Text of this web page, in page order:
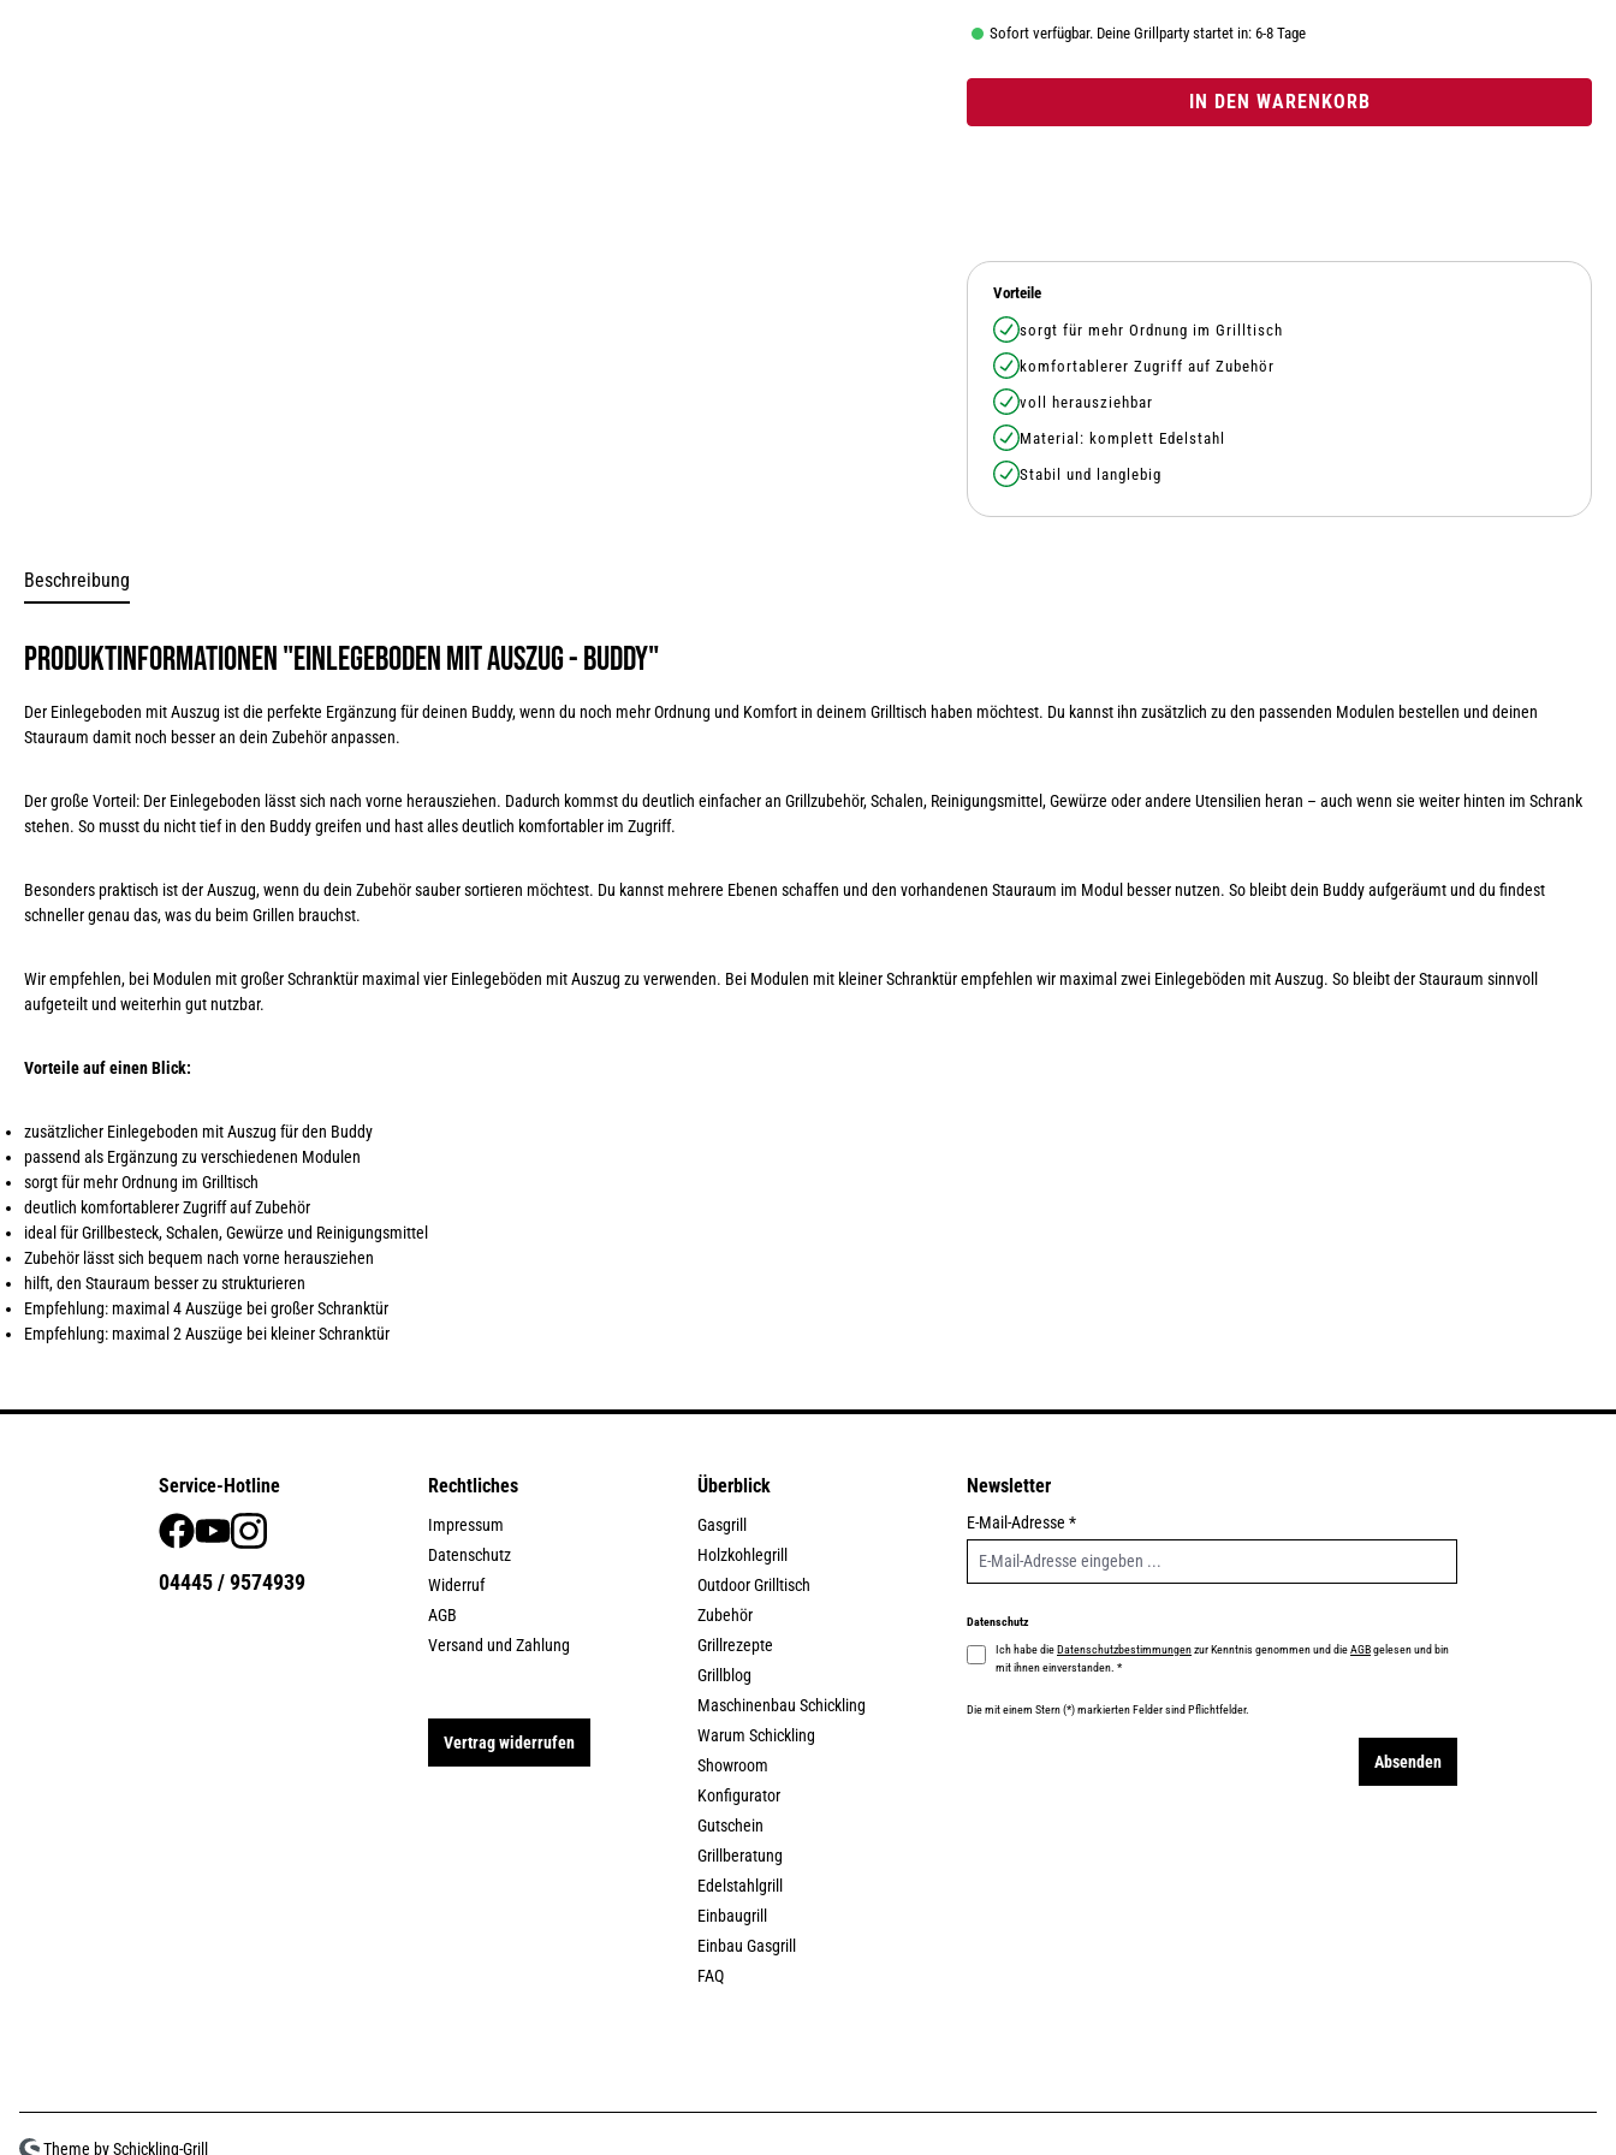
Sofort verfügbar. Deine Grillparty startet in: 6-8 Tage
IN DEN WARENKORB
Vorteile
sorgt für mehr Ordnung im Grilltisch
komfortablerer Zugriff auf Zubehör
voll herausziehbar
Material: komplett Edelstahl
Stabil und langlebig
Beschreibung
Produktinformationen "Einlegeboden mit Auszug - Buddy"
Der Einlegeboden mit Auszug ist die perfekte Ergänzung für deinen Buddy, wenn du noch mehr Ordnung und Komfort in deinem Grilltisch haben möchtest. Du kannst ihn zusätzlich zu den passenden Modulen bestellen und deinen
Stauraum damit noch besser an dein Zubehör anpassen.
Der große Vorteil: Der Einlegeboden lässt sich nach vorne herausziehen. Dadurch kommst du deutlich einfacher an Grillzubehör, Schalen, Reinigungsmittel, Gewürze oder andere Utensilien heran – auch wenn sie weiter hinten im Schrank
stehen. So musst du nicht tief in den Buddy greifen und hast alles deutlich komfortabler im Zugriff.
Besonders praktisch ist der Auszug, wenn du dein Zubehör sauber sortieren möchtest. Du kannst mehrere Ebenen schaffen und den vorhandenen Stauraum im Modul besser nutzen. So bleibt dein Buddy aufgeräumt und du findest
schneller genau das, was du beim Grillen brauchst.
Wir empfehlen, bei Modulen mit großer Schranktür maximal vier Einlegeböden mit Auszug zu verwenden. Bei Modulen mit kleiner Schranktür empfehlen wir maximal zwei Einlegeböden mit Auszug. So bleibt der Stauraum sinnvoll
aufgeteilt und weiterhin gut nutzbar.
Vorteile auf einen Blick:
zusätzlicher Einlegeboden mit Auszug für den Buddy
passend als Ergänzung zu verschiedenen Modulen
sorgt für mehr Ordnung im Grilltisch
deutlich komfortablerer Zugriff auf Zubehör
ideal für Grillbesteck, Schalen, Gewürze und Reinigungsmittel
Zubehör lässt sich bequem nach vorne herausziehen
hilft, den Stauraum besser zu strukturieren
Empfehlung: maximal 4 Auszüge bei großer Schranktür
Empfehlung: maximal 2 Auszüge bei kleiner Schranktür
Service-Hotline
04445 / 9574939
Rechtliches
Impressum
Datenschutz
Widerruf
AGB
Versand und Zahlung
Vertrag widerrufen
Überblick
Gasgrill
Holzkohlegrill
Outdoor Grilltisch
Zubehör
Grillrezepte
Grillblog
Maschinenbau Schickling
Warum Schickling
Showroom
Konfigurator
Gutschein
Grillberatung
Edelstahlgrill
Einbaugrill
Einbau Gasgrill
FAQ
Newsletter
E-Mail-Adresse *
Datenschutz
Ich habe dieDatenschutzbestimmungenzur Kenntnis genommen und dieAGBgelesen und bin
mit ihnen einverstanden. *
Die mit einem Stern (*) markierten Felder sind Pflichtfelder.
Absenden
Theme by Schickling-Grill